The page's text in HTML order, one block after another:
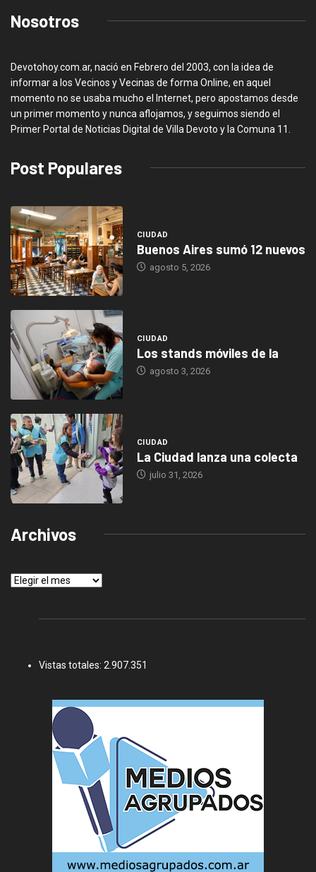
Nosotros
Devotohoy.com.ar, nació en Febrero del 2003, con la idea de
informar a los Vecinos y Vecinas de forma Online, en aquel
momento no se usaba mucho el Internet, pero apostamos desde
un primer momento y nunca aflojamos, y seguimos siendo el
Primer Portal de Noticias Digital de Villa Devoto y la Comuna 11.
Post Populares
CIUDAD
Buenos Aires sumó 12 nuevos
agosto 5, 2026
CIUDAD
Los stands móviles de la
agosto 3, 2026
CIUDAD
La Ciudad lanza una colecta
julio 31, 2026
Archivos
Archivos
Vistas totales: 2.907.351